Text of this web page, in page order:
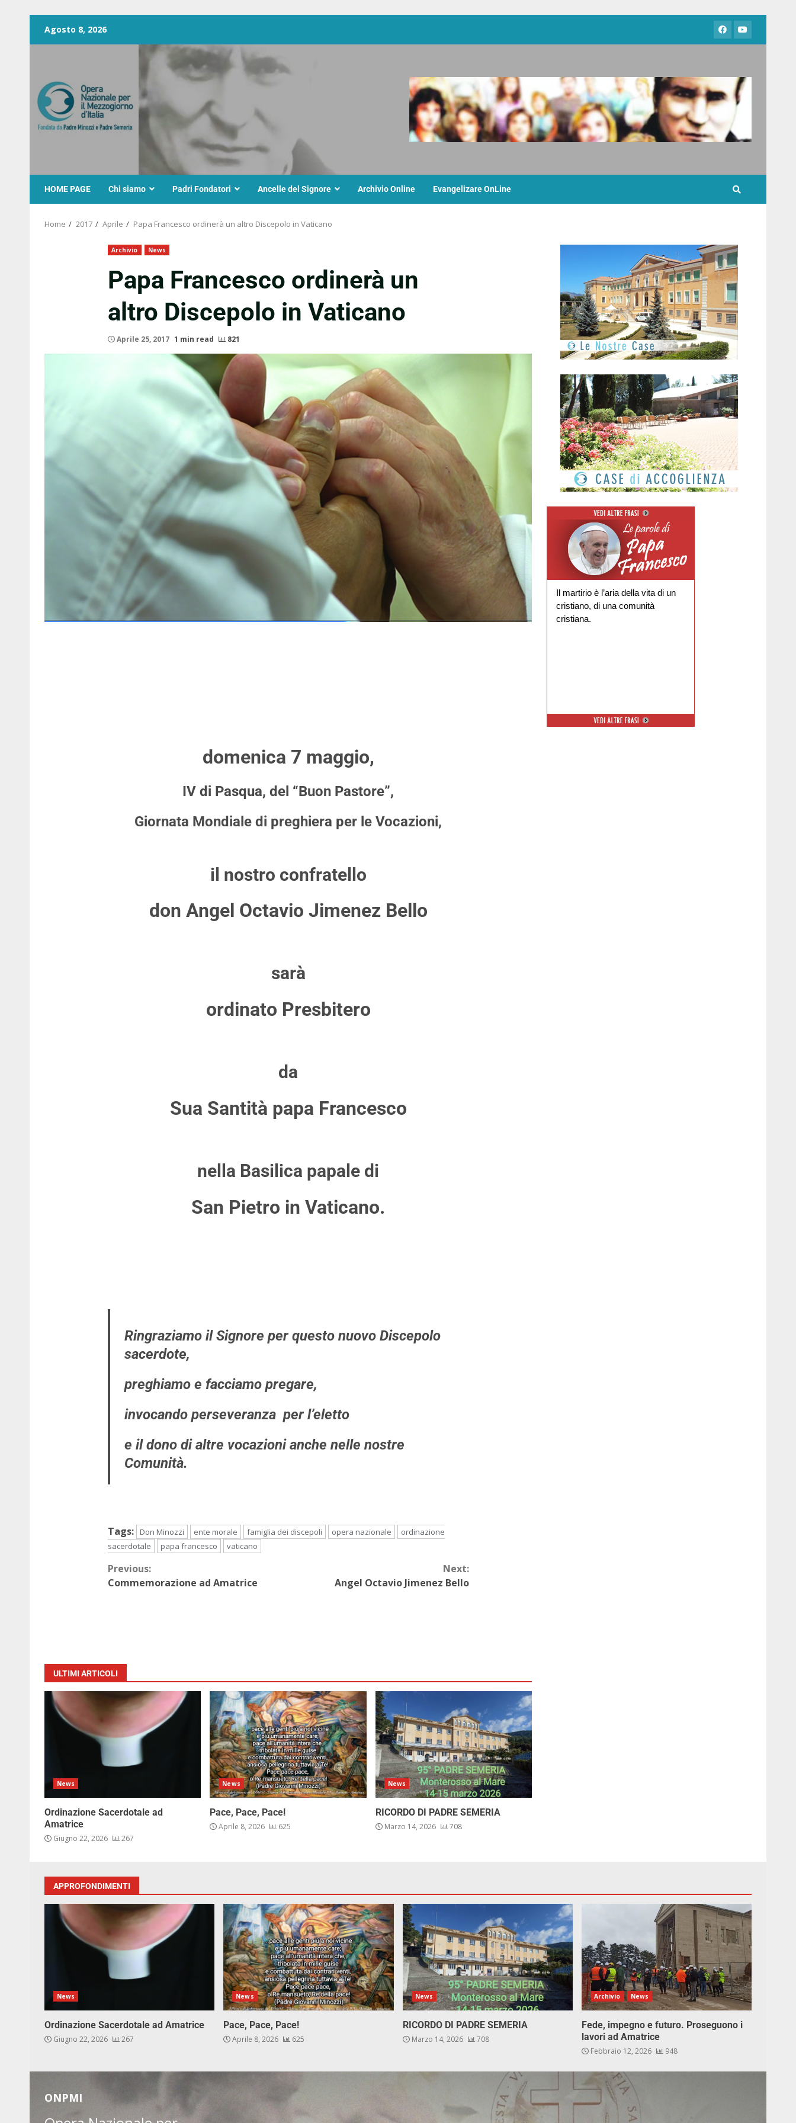
Agosto 8, 2026
HOME PAGE Chi siamo Padri Fondatori Ancelle del Signore Archivio Online Evangelizare OnLine
Home 2017 Aprile Papa Francesco ordinerà un altro Discepolo in Vaticano
Archivio News
Papa Francesco ordinerà un
altro Discepolo in Vaticano
Aprile 25, 2017 1 min read 821
domenica 7 maggio,
IV di Pasqua, del “Buon Pastore”,
Giornata Mondiale di preghiera per le Vocazioni,
il nostro confratello
don Angel Octavio Jimenez Bello
sarà
ordinato Presbitero
da
Sua Santità papa Francesco
nella Basilica papale di
San Pietro in Vaticano.
Ringraziamo il Signore per questo nuovo Discepolo
sacerdote,
preghiamo e facciamo pregare,
invocando perseveranza per l’eletto
e il dono di altre vocazioni anche nelle nostre
Comunità.
Tags: Don Minozzi ente morale famiglia dei discepoli opera nazionale
ordinazione
sacerdotale
papa francesco vaticano
Previous:
Commemorazione ad Amatrice
Next:
Angel Octavio Jimenez Bello
ULTIMI ARTICOLI
News
Ordinazione Sacerdotale ad
Amatrice
Giugno 22, 2026 267
News
Pace, Pace, Pace!
Aprile 8, 2026 625
News
RICORDO DI PADRE SEMERIA
Marzo 14, 2026 708
Il martirio è l’aria della vita di un
cristiano, di una comunità
cristiana.
APPROFONDIMENTI
News
Ordinazione Sacerdotale ad Amatrice
Giugno 22, 2026 267
News
Pace, Pace, Pace!
Aprile 8, 2026 625
News
RICORDO DI PADRE SEMERIA
Marzo 14, 2026 708
Archivio News
Fede, impegno e futuro. Proseguono i
lavori ad Amatrice
Febbraio 12, 2026 948
ONPMI